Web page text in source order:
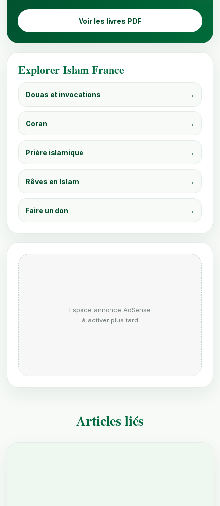
Voir les livres PDF
Explorer Islam France
Douas et invocations →
Coran →
Prière islamique →
Rêves en Islam →
Faire un don →
Espace annonce AdSense
à activer plus tard
Articles liés